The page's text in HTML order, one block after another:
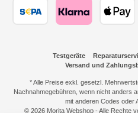
Testgeräte
Versand und
* Alle Preise exkl. gesetzl.
Nachnahmegebühren, wenn nicht anders
mit anderen Codes oder
© 2026 Morita Webshop - Alle Rechte